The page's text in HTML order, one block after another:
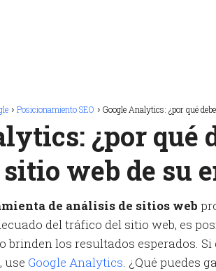
Posicionamiento SEO Google Analytics: ¿por qué
¿por qué
web de su
de análisis de sitios web
del tráfico del sitio web, es
brinden los resultados esperados.
use Google Analytics. ¿Qué puedes